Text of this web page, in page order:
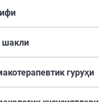
шакли
гуруҳи